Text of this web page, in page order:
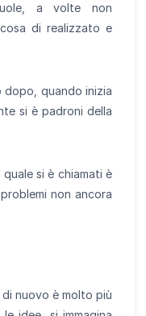
a volte non
di realizzato e
dopo, quando inizia
si è padroni della
si è chiamati è
non ancora
nuovo è molto più